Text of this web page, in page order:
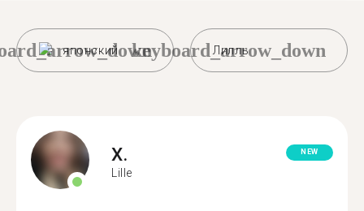
японский Лилль
keyboard_arrow_down
X.
Lille
NEW